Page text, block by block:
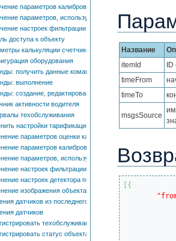
параметров калибровки акселерометра
параметров, используемых в отчетах
настроек фильтрации информации о положении
доступа к объекту
калькуляции счетчиков
оборудования
получить данные команд
выполнение
cоздание, редактирование и удаление
активности водителя
техобслуживания
настройки тарификации видео для объекта
параметров оценки качества вождения
параметров калибровки акселерометра
параметров, используемых в отчетах
настроек фильтрации информации о положении
настроек детектора поездок
изображения объекта
датчиков из последнего сообщения
датчиков
техобслуживание
статус объекта
Название
itemId
ID
timeFrom
timeTo
msgsSource
{